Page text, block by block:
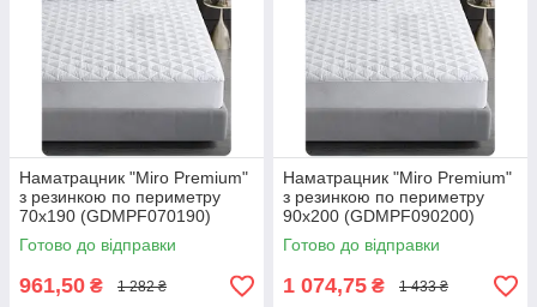
Наматрацник "Miro Premium"
з резинкою по периметру
70x190 (GDMPF070190)
Готово до відправки
961,50 ₴ 1 282 ₴
Наматрацник "Miro Premium"
з резинкою по периметру
90x200 (GDMPF090200)
Готово до відправки
1 074,75 ₴ 1 433 ₴